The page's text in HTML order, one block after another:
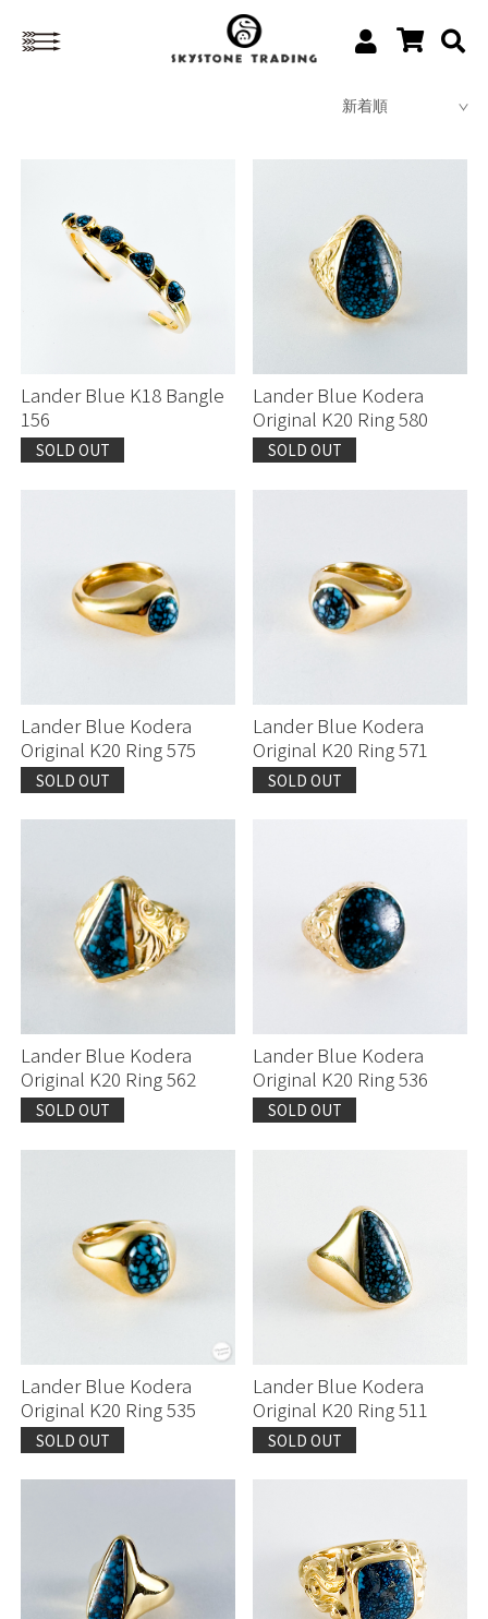
Lander Blue K18 Bangle
156
SOLD OUT
Lander Blue Kodera
Original K20 Ring 580
SOLD OUT
Lander Blue Kodera
Original K20 Ring 575
SOLD OUT
Lander Blue Kodera
Original K20 Ring 571
SOLD OUT
Lander Blue Kodera
Original K20 Ring 562
SOLD OUT
Lander Blue Kodera
Original K20 Ring 536
SOLD OUT
Lander Blue Kodera
Original K20 Ring 535
SOLD OUT
Lander Blue Kodera
Original K20 Ring 511
SOLD OUT